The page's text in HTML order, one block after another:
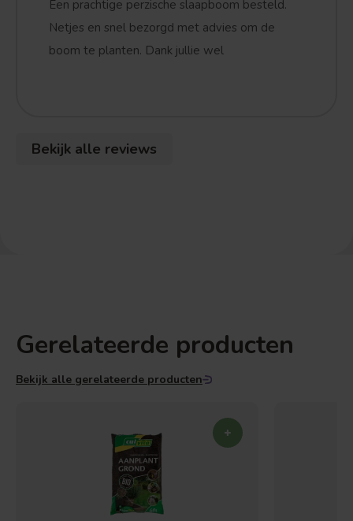
Een prachtige perzische slaapboom besteld.
Netjes en snel bezorgd met advies om de
boom te planten. Dank jullie wel
Bekijk alle reviews
Gerelateerde producten
Bekijk alle gerelateerde producten